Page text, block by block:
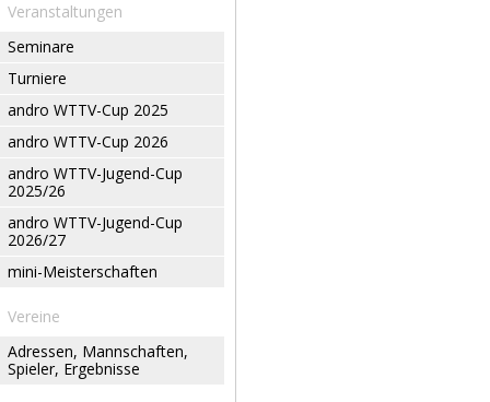
Veranstaltungen
Seminare
Turniere
andro WTTV-Cup 2025
andro WTTV-Cup 2026
andro WTTV-Jugend-Cup
2025/26
andro WTTV-Jugend-Cup
2026/27
mini-Meisterschaften
Vereine
Adressen, Mannschaften,
Spieler, Ergebnisse